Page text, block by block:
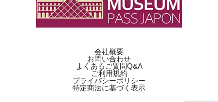
会社概要
お問い合わせ
よくあるご質問Q&A
ご利用規約
プライバシーポリシー
特定商法に基づく表示